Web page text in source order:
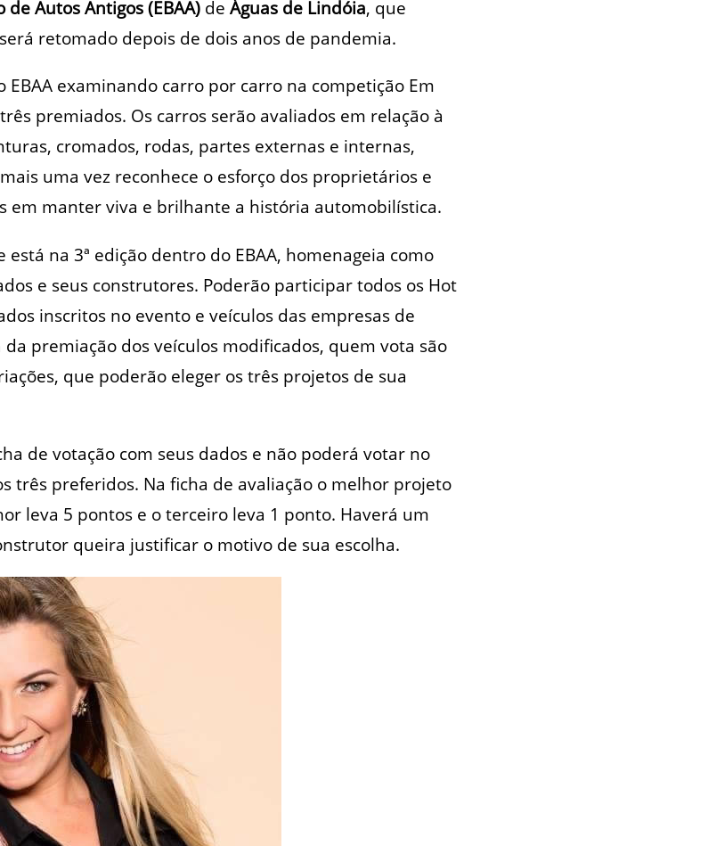
Autos Antigos (EBAA)de Águas de Lindóia, que
retomado depois de dois anos de pandemia.
examinando carro por carro na competição Em
premiados. Os carros serão avaliados em relação à
cromados, rodas, partes externas e internas,
uma vez reconhece o esforço dos proprietários e
em manter viva e brilhante a história automobilística.
na 3ª edição dentro do EBAA, homenageia como
e seus construtores. Poderão participar todos os Hot
inscritos no evento e veículos das empresas de
premiação dos veículos modificados, quem vota são
que poderão eleger os três projetos de sua
de votação com seus dados e não poderá votar no
três preferidos. Na ficha de avaliação o melhor projeto
leva 5 pontos e o terceiro leva 1 ponto. Haverá um
queira justificar o motivo de sua escolha.